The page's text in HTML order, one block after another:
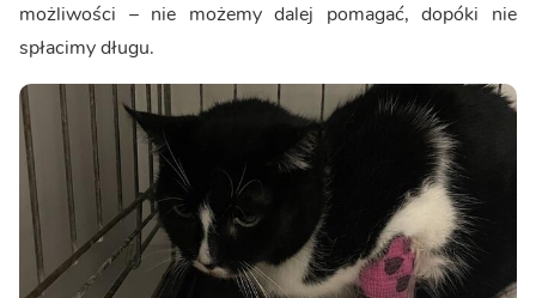
możliwości – nie możemy dalej pomagać, dopóki nie
spłacimy długu.